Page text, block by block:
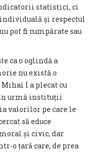
statistici, ci
și respectul
pot fi cumpărate sau
ca o oglindă a
nu există o
I a plecat cu
în urmă instituții
valorilor pe care le
să educe
și civic, dar
o țară care, de prea